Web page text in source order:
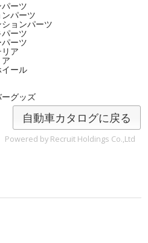
ーツ
パーツ
ョンパーツ
ーツ
ーツ
ア
ール
グッズ
自動車カタログに戻る
Powered by Recruit Holdings Co.,Ltd